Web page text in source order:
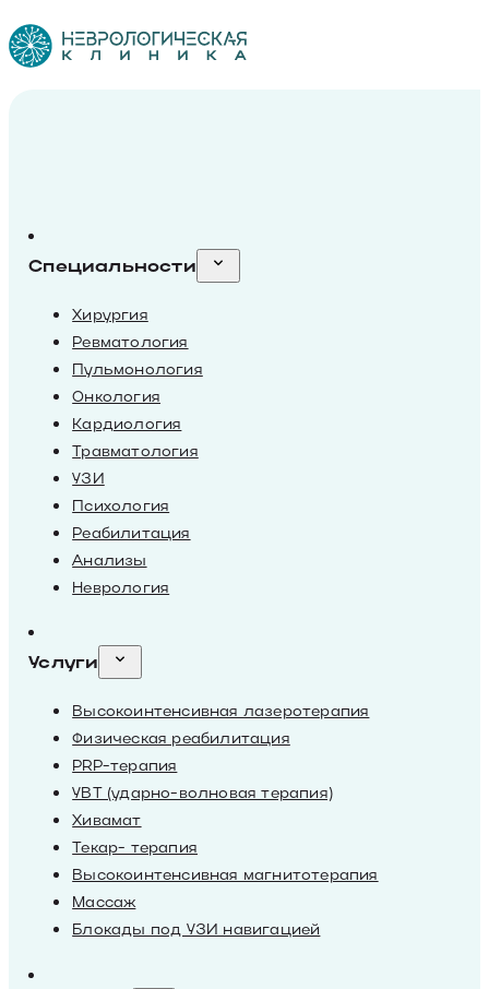
Специальности
Хирургия
Ревматология
Пульмонология
Онкология
Кардиология
Травматология
УЗИ
Психология
Реабилитация
Анализы
Неврология
Услуги
Высокоинтенсивная лазеротерапия
Физическая реабилитация
PRP-терапия
УВТ (ударно-волновая терапия)
Хивамат
Текар- терапия
Высокоинтенсивная магнитотерапия
Массаж
Блокады под УЗИ навигацией